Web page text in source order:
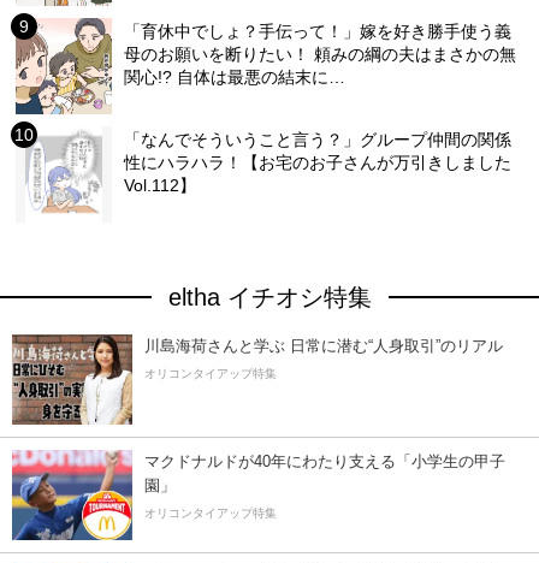
「育休中でしょ？手伝って！」嫁を好き勝手使う義
母のお願いを断りたい！ 頼みの綱の夫はまさかの無
関心!? 自体は最悪の結末に…
「なんでそういうこと言う？」グループ仲間の関係
性にハラハラ！【お宅のお子さんが万引きしました
Vol.112】
eltha イチオシ特集
川島海荷さんと学ぶ 日常に潜む“人身取引”のリアル
オリコンタイアップ特集
マクドナルドが40年にわたり支える「小学生の甲子
園」
オリコンタイアップ特集